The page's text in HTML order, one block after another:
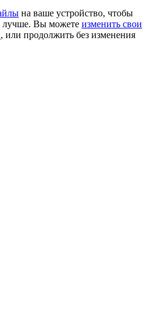
на ваше устройство, чтобы
лучше. Вы можете изменить свои
, или продолжить без изменения